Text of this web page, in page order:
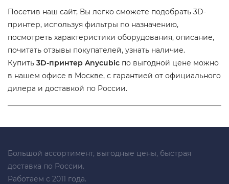
Посетив наш сайт, Вы легко сможете подобрать 3D-
принтер, используя фильтры по назначению,
посмотреть характеристики оборудования, описание,
почитать отзывы покупателей, узнать наличие.
Купить 3D-принтер Anycubic по выгодной цене можно
в нашем офисе в Москве, с гарантией от официального
дилера и доставкой по России.
Большой ассортимент, выгодные цены, быстрая
доставка по России.
Работаем с 2011 года.